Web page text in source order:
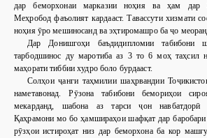
дар беморхонаи марказии ноҳия ва ҳам дар
Меҳробод фаъолият кардааст. Тавассути хизмати
ноҳия ӯро мешиносанд ва эҳтиромашро ба ҷо
Дар Донишгоҳи баъдидипломии табибони
тарбодшинос ду маротиба аз 3 то 6 моҳ таҳсил
маҳорати тиббии худро боло бурдааст.
Солҳои ҷанги таҳмилии шаҳрвандии
наметавонад. Рӯзона табибони бемориҳои
мекарданд, шабона аз тарси ҷон навбатдорӣ
Қаҳрамони мо бо ҳамшираҳои шафқат дар баробари
рӯзҳои истироҳат низ дар беморхона ба кор